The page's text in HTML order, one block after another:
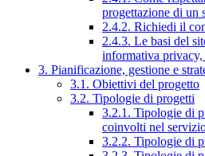
progettazione di un
2.4.2. Richiedi il
2.4.3. Le basi del
informativa
3. Pianificazione, gestione e
3.1. Obiettivi del progetto
3.2. Tipologie di progetti
3.2.1. Tipologie di
coinvolti nel
3.2.2. Tipologie di